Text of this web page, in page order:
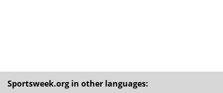
Sportsweek.org in other languages: